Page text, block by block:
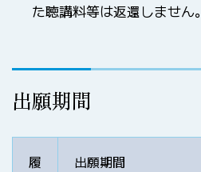
た聴講料等は返還しません。
出願期間
履
出願期間